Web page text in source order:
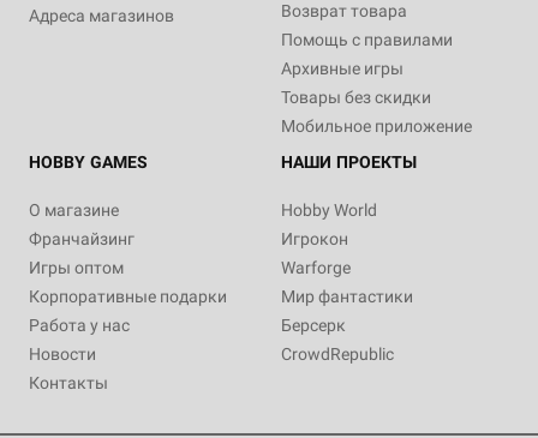
Адреса магазинов
Возврат товара
Помощь с правилами
Архивные игры
Товары без скидки
Мобильное приложение
HOBBY GAMES
О магазине
Франчайзинг
Игры оптом
Корпоративные подарки
Работа у нас
Новости
Контакты
НАШИ ПРОЕКТЫ
Hobby World
Игрокон
Warforge
Мир фантастики
Берсерк
CrowdRepublic